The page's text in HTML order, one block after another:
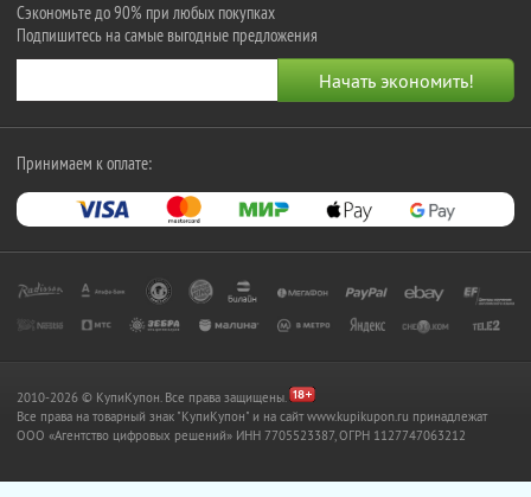
Сэкономьте до 90% при любых покупках
Подпишитесь на самые выгодные предложения
Принимаем к оплате:
2010-2026 © КупиКупон. Все права защищены.
Все права на товарный знак "КупиКупон" и на сайт www.kupikupon.ru принадлежат
OOO «Агентство цифровых решений» ИНН 7705523387, ОГРН 1127747063212